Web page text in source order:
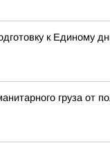
к Единому
груза от